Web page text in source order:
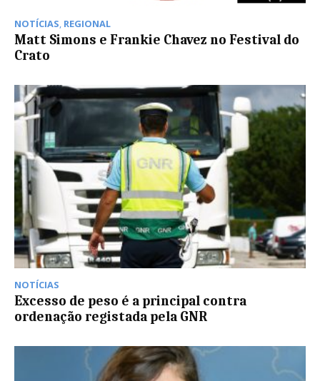
NOTÍCIAS REGIONAL
Matt Simons e Frankie Chavez no Festival do
Crato
NOTÍCIAS
Excesso de peso é a principal contra
ordenação registada pela GNR